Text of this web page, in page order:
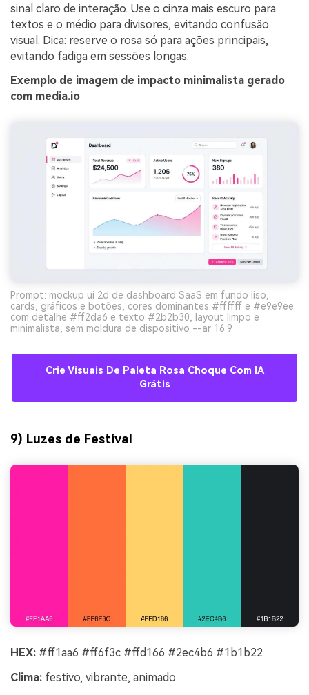
sinal claro de interação. Use o cinza mais escuro para
textos e o médio para divisores, evitando confusão
visual. Dica: reserve o rosa só para ações principais,
evitando fadiga em sessões longas.
Exemplo de imagem de impacto minimalista gerado
com media.io
Prompt: mockup ui 2d de dashboard SaaS em fundo liso,
cards, gráficos e botões, cores dominantes #ffffff e #e9e9ee
com detalhe #ff2da6 e texto #2b2b30, layout limpo e
minimalista, sem moldura de dispositivo --ar 16:9
Crie Visuais De Paleta Rosa Choque Com IA
Grátis
9) Luzes de Festival
HEX: #ff1aa6 #ff6f3c #ffd166 #2ec4b6 #1b1b22
Clima: festivo, vibrante, animado